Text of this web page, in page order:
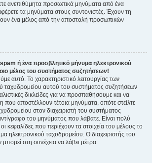
ανεπιθύμητα προσωπικά μηνύματα από ένα
τα μηνύματα στους συντονιστές. Έχουν τη
ένα μέλος από την αποστολή προσωπικών
ή ένα προσβλητικό μήνυμα ηλεκτρονικού
μέλος του συστήματος συζητήσεων!
αυτό. Το χαρακτηριστικό λειτουργίας των
ταχυδρομείου αυτού του συστήματος συζητήσεων
δικλείδες για να προσπαθήσουμε και να
αποστέλλουν τέτοια μηνύματα, οπότε στείλτε
στον διαχειριστή του συστήματος
του μηνύματος που λάβατε. Είναι πολύ
κεφαλίδες που περιέχουν τα στοιχεία του μέλους το
ηλεκτρονικού ταχυδρομείου. Ο διαχειριστής του
στη συνέχεια να λάβει μέτρα.